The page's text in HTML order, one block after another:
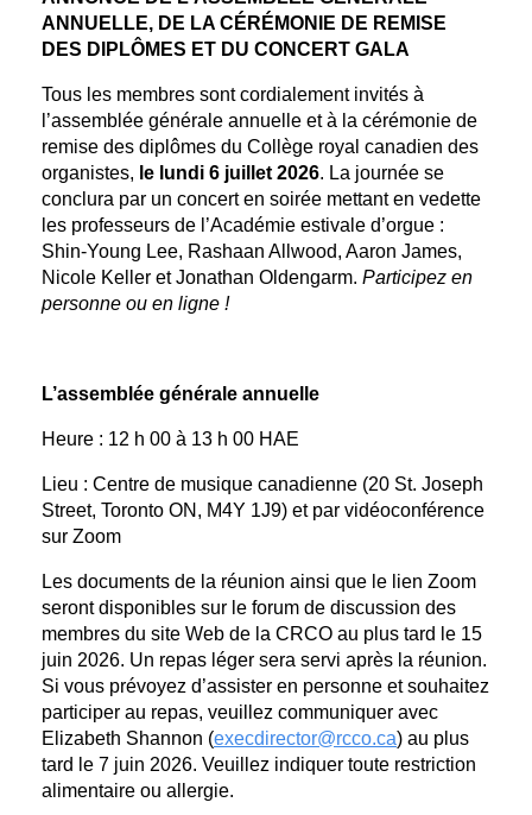
ANNUELLE, DE LA CÉRÉMONIE DE REMISE
DES DIPLÔMES ET DU CONCERT GALA
Tous les membres sont cordialement invités à
l’assemblée générale annuelle et à la cérémonie de
remise des diplômes du Collège royal canadien des
organistes, le lundi 6 juillet 2026. La journée se
conclura par un concert en soirée mettant en vedette
les professeurs de l’Académie estivale d’orgue :
Shin-Young Lee, Rashaan Allwood, Aaron James,
Nicole Keller et Jonathan Oldengarm. Participez en
personne ou en ligne !
L’assemblée générale annuelle
Heure : 12 h 00 à 13 h 00 HAE
Lieu : Centre de musique canadienne (20 St. Joseph
Street, Toronto ON, M4Y 1J9) et par vidéoconférence
sur Zoom
Les documents de la réunion ainsi que le lien Zoom
seront disponibles sur le forum de discussion des
membres du site Web de la CRCO au plus tard le 15
juin 2026. Un repas léger sera servi après la réunion.
Si vous prévoyez d’assister en personne et souhaitez
participer au repas, veuillez communiquer avec
Elizabeth Shannon (execdirector@rcco.ca) au plus
tard le 7 juin 2026. Veuillez indiquer toute restriction
alimentaire ou allergie.